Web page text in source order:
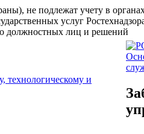
не подлежат учету в
услуг
должностных лиц и решений